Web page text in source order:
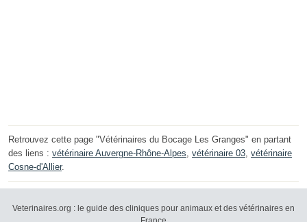
Retrouvez cette page "Vétérinaires du Bocage Les Granges" en partant
des liens : vétérinaire Auvergne-Rhône-Alpes, vétérinaire 03, vétérinaire
Cosne-d'Allier.
Veterinaires.org : le guide des cliniques pour animaux et des vétérinaires en